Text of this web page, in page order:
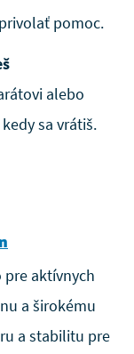
pomoc.
alebo
sa vrátiš.
aktívnych
a širokému
a stabilitu pre